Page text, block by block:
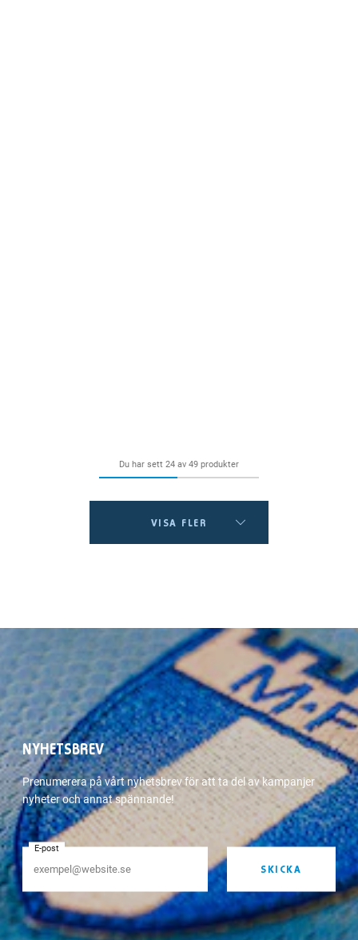
Du har sett 24 av 49 produkter
VISA FLER
NYHETSBREV
Prenumerera på vårt nyhetsbrev för att ta del av kampanjer
nyheter och annat spännande!
E-post
SKICKA